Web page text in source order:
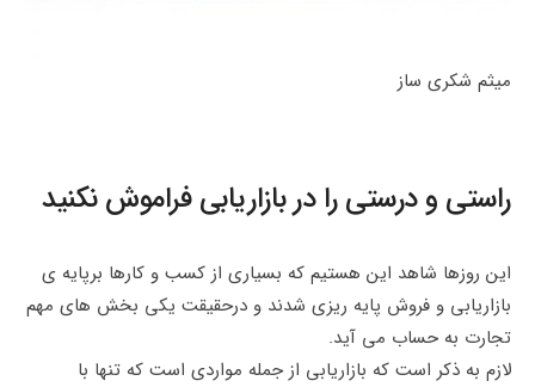
میثم شکری ساز
راستی و درستی را در بازاریابی فراموش نکنید
این روزها شاهد این هستیم که بسیاری از کسب و کارها برپایه ی
بازاریابی و فروش پایه ریزی شدند و درحقیقت یکی بخش های مهم
تجارت به حساب می آید.
لازم به ذکر است که بازاریابی از جمله مواردی است که تنها با